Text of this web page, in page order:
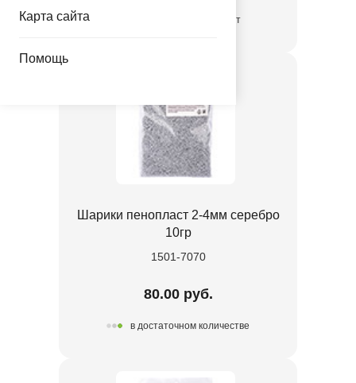
Карта сайта
Помощь
временно отсутствует
Шарики пенопласт 2-4мм серебро
10гр
1501-7070
80.00 руб.
в достаточном количестве